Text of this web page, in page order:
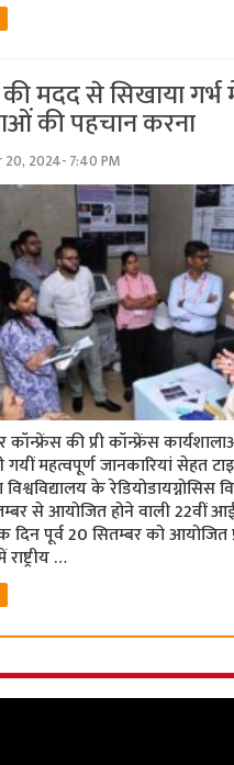
मदद से सिखाया गर्भ
की पहचान करना
2024- 7:40 PM
की प्री कॉन्फ्रेंस
गयीं महत्वपूर्ण जानकारियां सेहत
विश्वविद्यालय के रेडियोडायग्नोसिस
से आयोजित होने वाली 22वीं
पूर्व 20 सितम्बर को आयोजित
…